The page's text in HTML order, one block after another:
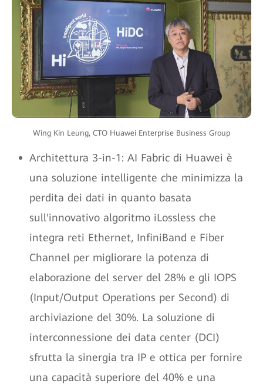
Wing Kin Leung, CTO Huawei Enterprise Business Group
Architettura 3-in-1: AI Fabric di Huawei è
una soluzione intelligente che minimizza la
perdita dei dati in quanto basata
sull'innovativo algoritmo iLossless che
integra reti Ethernet, InfiniBand e Fiber
Channel per migliorare la potenza di
elaborazione del server del 28% e gli IOPS
(Input/Output Operations per Second) di
archiviazione del 30%. La soluzione di
interconnessione dei data center (DCI)
sfrutta la sinergia tra IP e ottica per fornire
una capacità superiore del 40% e una